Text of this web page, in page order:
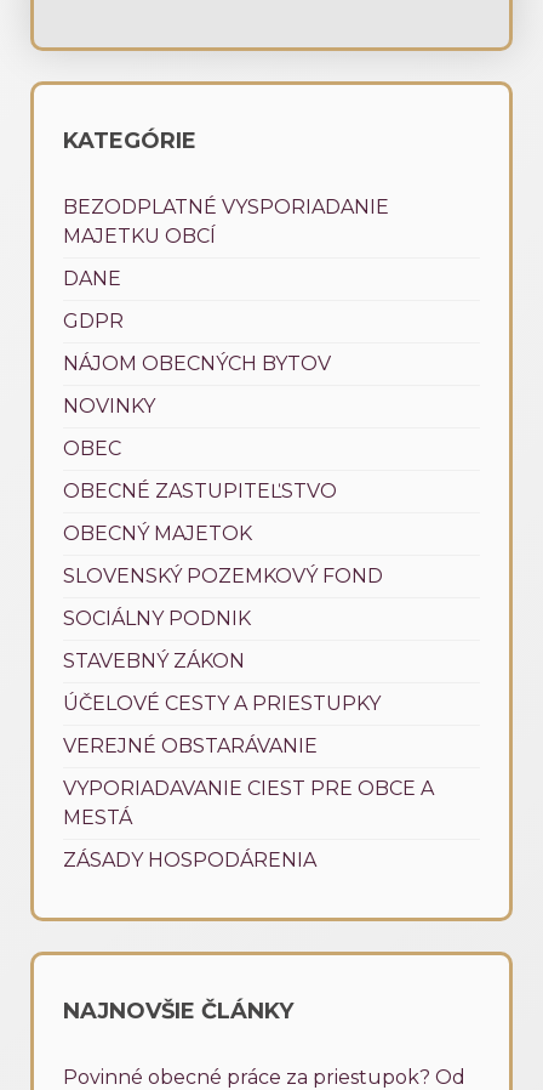
KATEGÓRIE
BEZODPLATNÉ VYSPORIADANIE
MAJETKU OBCÍ
DANE
GDPR
NÁJOM OBECNÝCH BYTOV
NOVINKY
OBEC
OBECNÉ ZASTUPITEĽSTVO
OBECNÝ MAJETOK
SLOVENSKÝ POZEMKOVÝ FOND
SOCIÁLNY PODNIK
STAVEBNÝ ZÁKON
ÚČELOVÉ CESTY A PRIESTUPKY
VEREJNÉ OBSTARÁVANIE
VYPORIADAVANIE CIEST PRE OBCE A
MESTÁ
ZÁSADY HOSPODÁRENIA
NAJNOVŠIE ČLÁNKY
Povinné obecné práce za priestupok? Od